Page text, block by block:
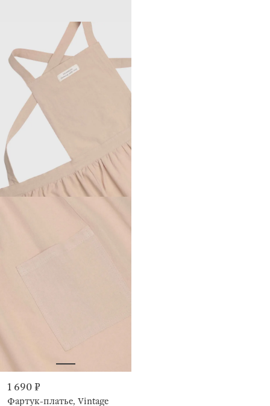
1 690 ₽
Фартук-платье, Vintage